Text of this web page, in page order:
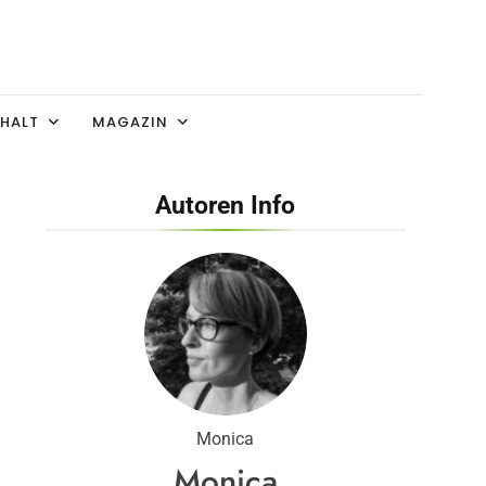
MAGAZIN
Autoren Info
Monica